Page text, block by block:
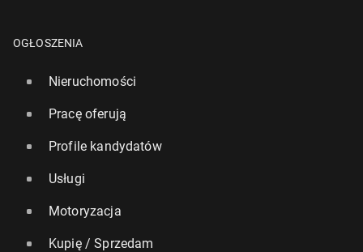
OGŁOSZENIA
Nieruchomości
Pracę oferują
Profile kandydatów
Usługi
Motoryzacja
Kupię / Sprzedam